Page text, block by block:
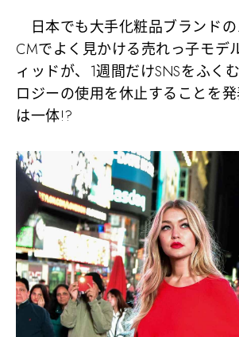
日本でも大手化粧品ブランド
CMでよく見かける売れっ子モデ
ィッドが、1週間だけSNSをふく
ロジーの使用を休止することを
は一体!?